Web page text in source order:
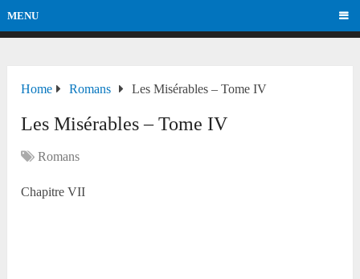
MENU
Home Romans Les Misérables – Tome IV
Les Misérables – Tome IV
Romans
Chapitre VII